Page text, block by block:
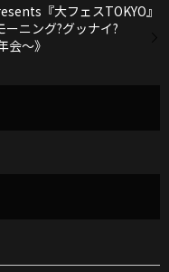
『大フェスTOKYO』
ニング?グッナイ?
会～》